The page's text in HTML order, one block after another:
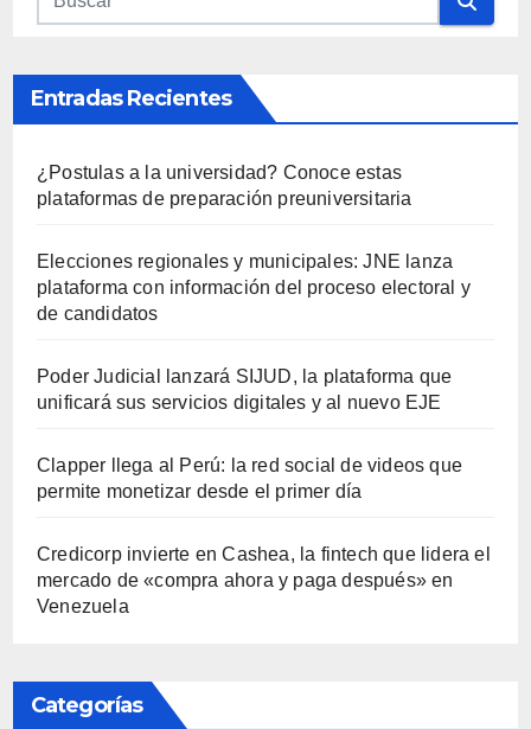
Entradas Recientes
¿Postulas a la universidad? Conoce estas
plataformas de preparación preuniversitaria
Elecciones regionales y municipales: JNE lanza
plataforma con información del proceso electoral y
de candidatos
Poder Judicial lanzará SIJUD, la plataforma que
unificará sus servicios digitales y al nuevo EJE
Clapper llega al Perú: la red social de videos que
permite monetizar desde el primer día
Credicorp invierte en Cashea, la fintech que lidera el
mercado de «compra ahora y paga después» en
Venezuela
Categorías